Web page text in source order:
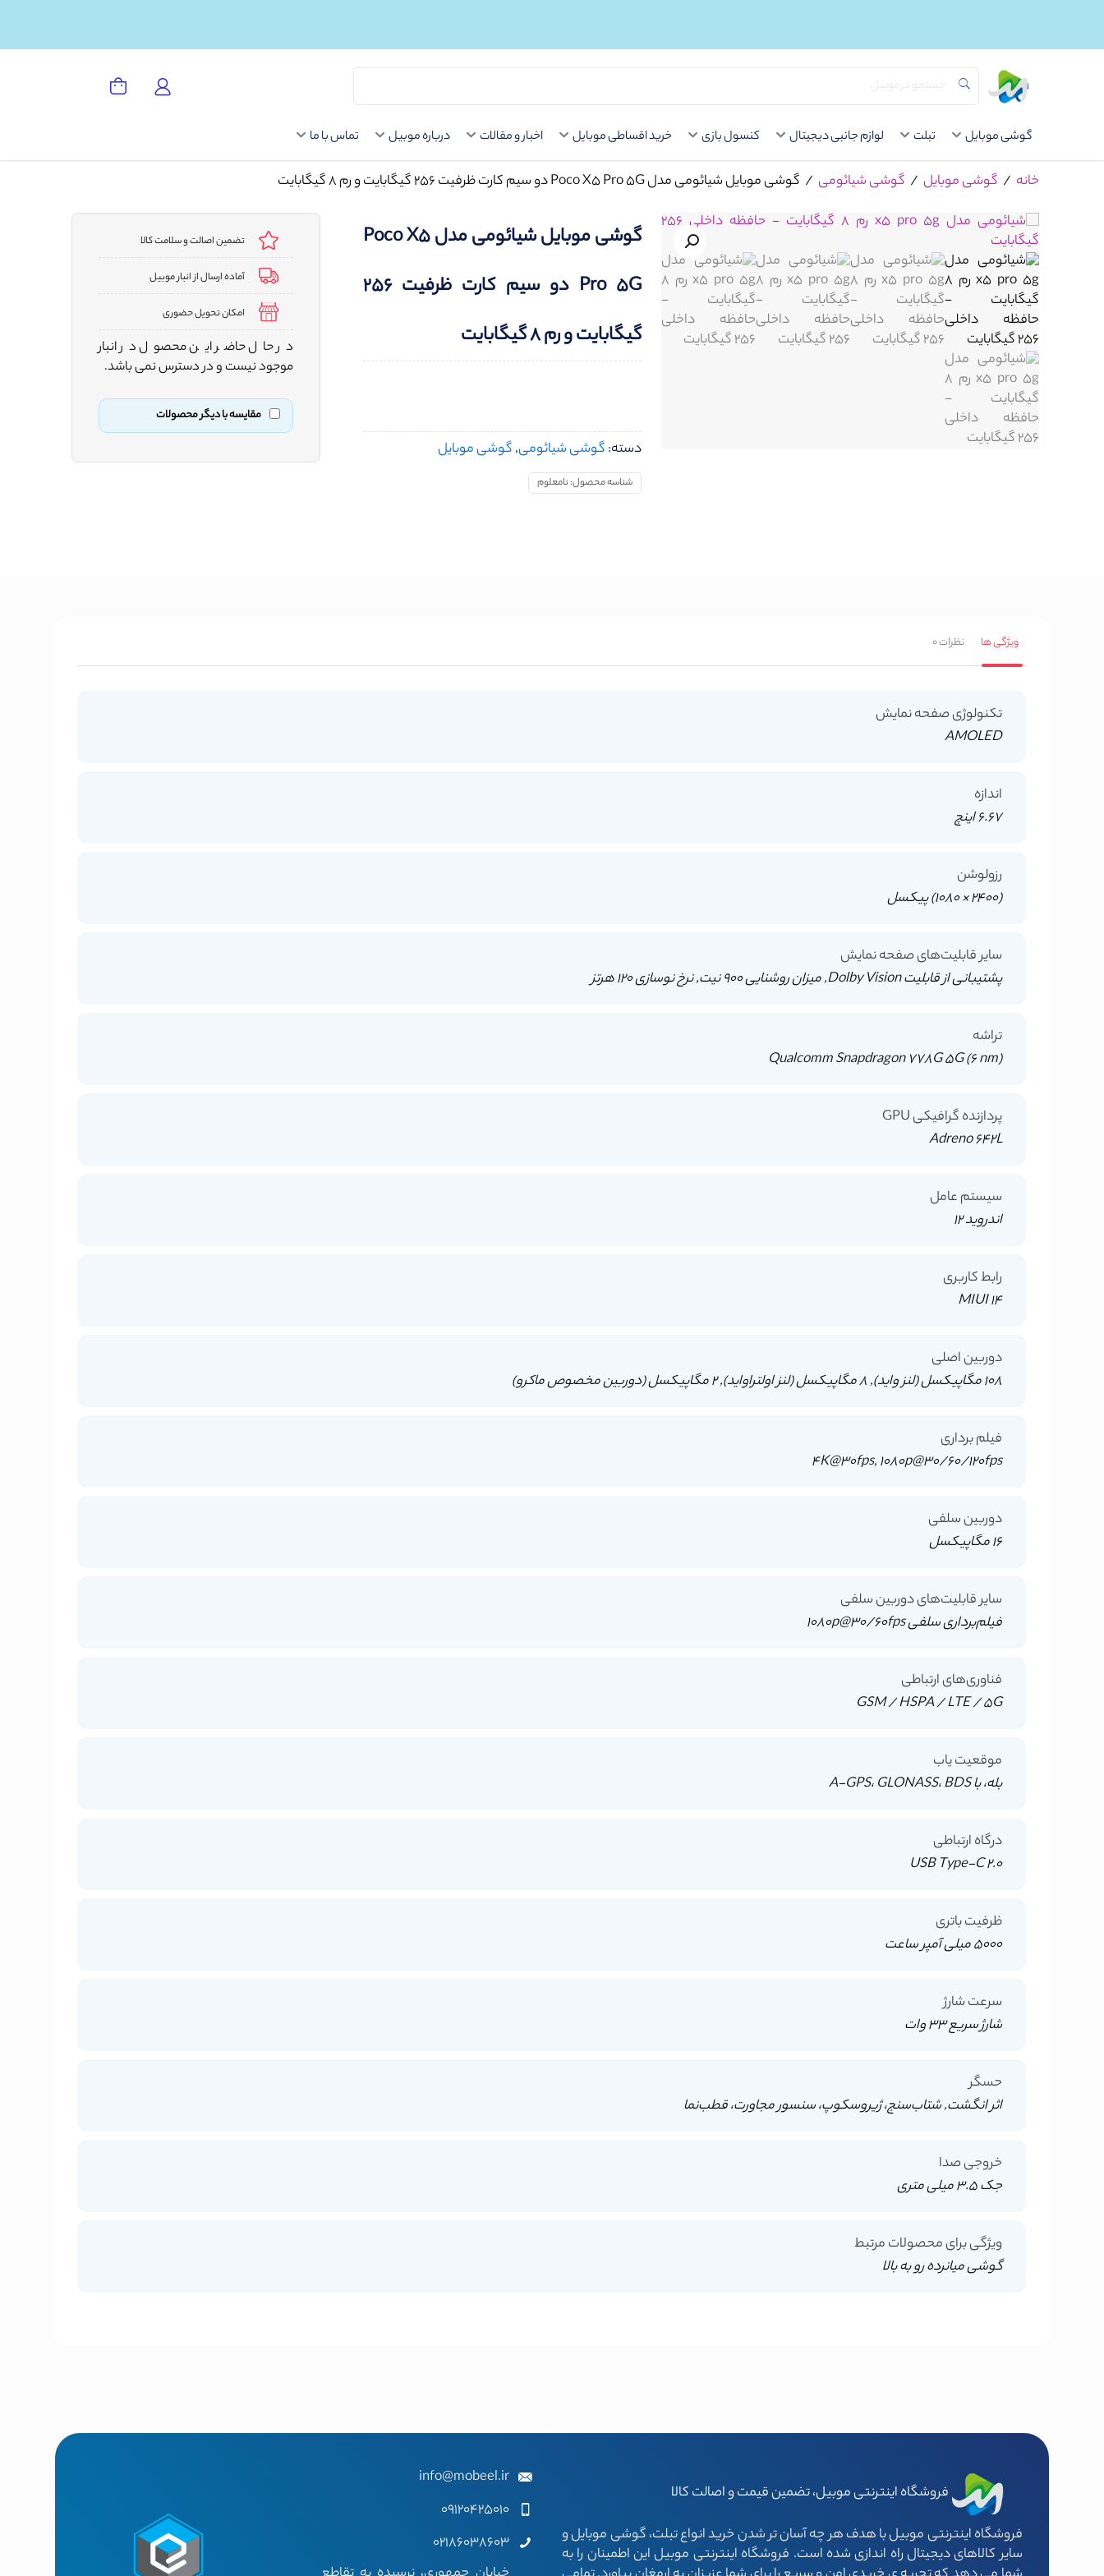
گوشی موبایل تبلت لوازم جانبی دیجیتال کنسول بازی خرید اقساطی موبایل اخبار و مقالات درباره موبیل تماس با ما
خانه / گوشی موبایل / گوشی شیائومی / گوشی موبایل شیائومی مدل Poco X5 Pro 5G دو سیم کارت ظرفیت 256 گیگابایت و رم 8 گیگابایت
گوشی موبایل شیائومی مدل Poco X5
Pro 5G دو سیم کارت ظرفیت 256
گیگابایت و رم 8 گیگابایت
دسته:گوشی شیائومی,گوشی موبایل
شناسه محصول:نامعلوم
تضمین اصالت و سلامت کالا
آماده ارسال از انبار موبیل
امکان تحویل حضوری
در حال حاضر این محصول در انبار
موجود نیست و در دسترس نمی باشد.
مقایسه با دیگر محصولات
ویژگی ها نظرات0
تکنولوژی صفحه نمایش
AMOLED
اندازه
6.67 اینچ
رزولوشن
(2400 × 1080) پیکسل
سایر قابلیت‌های صفحه نمایش
پشتیبانی از قابلیت Dolby Vision, میزان روشنایی 900 نیت, نرخ نوسازی 120 هرتز
تراشه
Qualcomm Snapdragon 778G 5G (6 nm)
پردازنده گرافیکی GPU
Adreno 642L
سیستم عامل
اندروید 12
رابط کاربری
MIUI 14
دوربین اصلی
108 مگاپیکسل (لنز واید), 8 مگاپیکسل (لنز اولتراواید), 2 مگاپیکسل (دوربین مخصوص ماکرو)
فیلم برداری
4K@30fps, 1080p@30/60/120fps
دوربین سلفی
16 مگاپیکسل
سایر قابلیت‌های دوربین سلفی
فیلم‌برداری سلفی 1080p@30/60fps
فناوری‌های ارتباطی
GSM / HSPA / LTE / 5G
موقعیت یاب
بله، با A-GPS، GLONASS، BDS
درگاه ارتباطی
USB Type-C 2.0
ظرفیت باتری
5000 میلی آمپر ساعت
سرعت شارژ
شارژ سریع 33 وات
حسگر
اثر انگشت, شتاب‌سنج، ژیروسکوپ، سنسور مجاورت، قطب‌نما
خروجی صدا
جک 3.5 میلی متری
ویژگی برای محصولات مرتبط
گوشی میانرده رو به بالا
فروشگاه اینترنتی موبیل، تضمین قیمت و اصالت کالا
فروشگاه اینترنتی موبیل با هدف هر چه آسان تر شدن خرید انواع تبلت، گوشی موبایل و
سایر کالاهای دیجیتال راه اندازی شده است. فروشگاه اینترنتی موبیل این اطمینان را به
info@mobeel.ir
09120425010
02186038603